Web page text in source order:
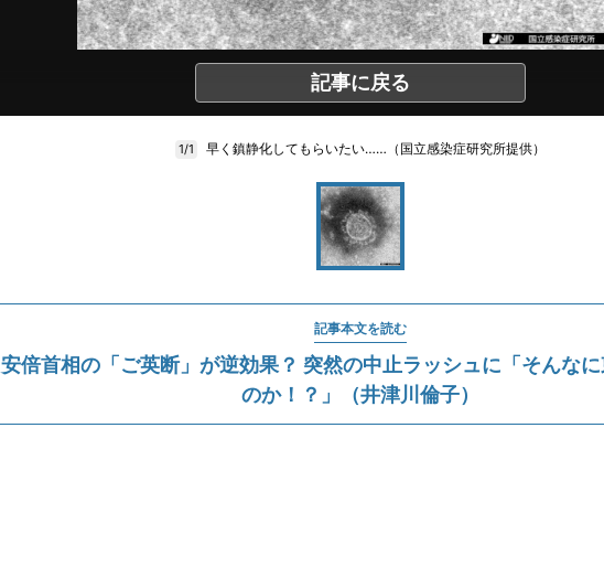
記事に戻る
1/1 早く鎮静化してもらいたい……（国立感染症研究所提供）
記事本文を読む
安倍首相の「ご英断」が逆効果？ 突然の中止ラッシュに「そんな
のか！？」（井津川倫子）